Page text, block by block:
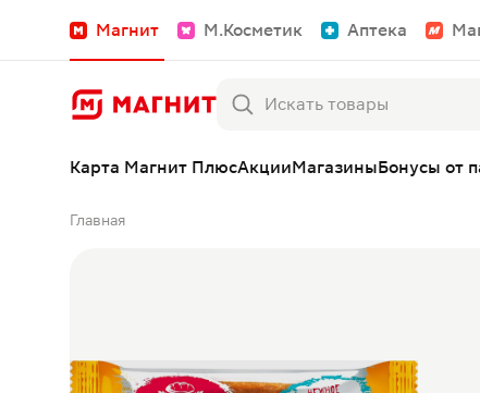
Магнит М.Косметик Аптека
Карта Магнит ПлюсАкцииМагазиныБонусы от
Главная